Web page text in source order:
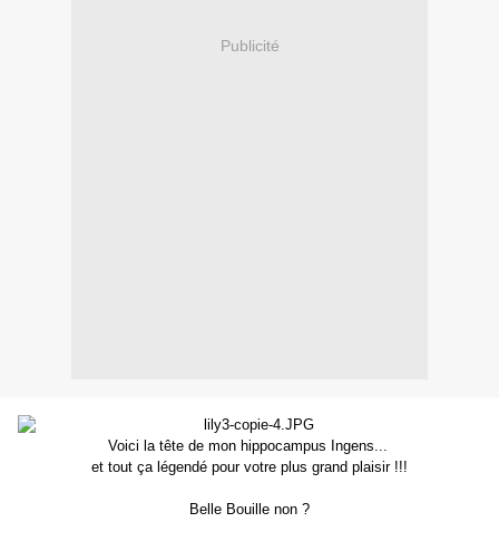
Publicité
Voici la tête de mon hippocampus Ingens...
et tout ça légendé pour votre plus grand plaisir !!!
Belle Bouille non ?